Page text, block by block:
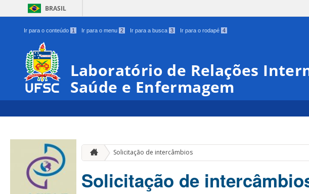
BRASIL
Ir para o conteúdo 1 Ir para o menu 2 Ir para a busca 3 Ir para o rodapé 4
Laboratório de Relações
Saúde e Enfermagem
Solicitação de intercâmbios
Solicitação de